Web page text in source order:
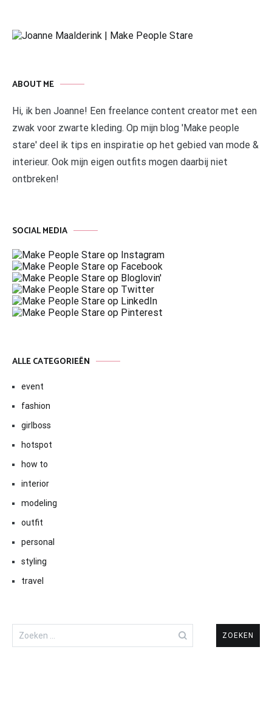
ABOUT ME
Hi, ik ben Joanne! Een freelance content creator met een
zwak voor zwarte kleding. Op mijn blog 'Make people
stare' deel ik tips en inspiratie op het gebied van mode &
interieur. Ook mijn eigen outfits mogen daarbij niet
ontbreken!
SOCIAL MEDIA
ALLE CATEGORIEËN
event
fashion
girlboss
hotspot
how to
interior
modeling
outfit
personal
styling
travel
naar: